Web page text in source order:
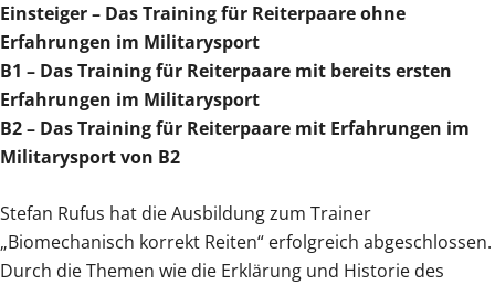
Einsteiger – Das Training für Reiterpaare ohne
Erfahrungen im Militarysport
B1 – Das Training für Reiterpaare mit bereits ersten
Erfahrungen im Militarysport
B2 – Das Training für Reiterpaare mit Erfahrungen im
Militarysport von B2
Stefan Rufus hat die Ausbildung zum Trainer
„Biomechanisch korrekt Reiten“ erfolgreich abgeschlossen.
Durch die Themen wie die Erklärung und Historie des